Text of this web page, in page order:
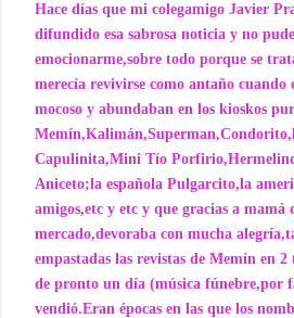
Hace días que mi colegamigo Javier
difundido esa sabrosa noticia y no
emocionarme,sobre todo porque se
merecía revivirse como antaño cuando
mocoso y abundaban en los kioskos
Capulinita,Mini Tío
Aniceto;la española Pulgarcito,la
amigos,etc y etc y que gracias a mamá
mercado,devoraba con mucha
empastadas las revistas de Memín en
de pronto un día (música fúnebre,por
vendió.Eran épocas en las que los